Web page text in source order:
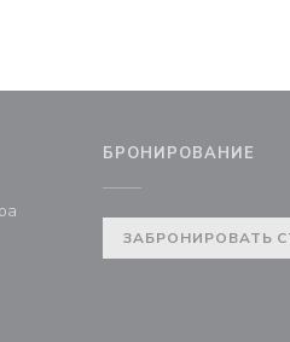
БРОНИРОВАНИЕ
ЗАБРОНИРОВАТЬ